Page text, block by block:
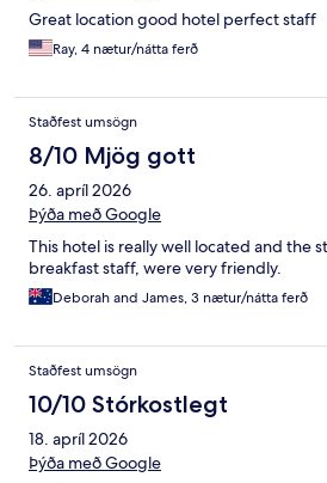
Great location good hotel perfect staff
Ray, 4 nætur/nátta ferð
Staðfest umsögn
8/10 Mjög gott
26. apríl 2026
Þýða með Google
This hotel is really well located and the
breakfast staff, were very friendly.
Deborah and James, 3 nætur/nátta ferð
Staðfest umsögn
10/10 Stórkostlegt
18. apríl 2026
Þýða með Google